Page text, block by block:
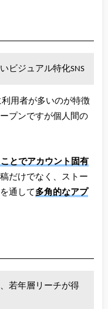
ビジュアル特化SNS
用者が多いのが特徴
プンですが個人間の
とでアカウント固有
だけでなく、ストー
通して多角的なアプ
若年層リーチが得